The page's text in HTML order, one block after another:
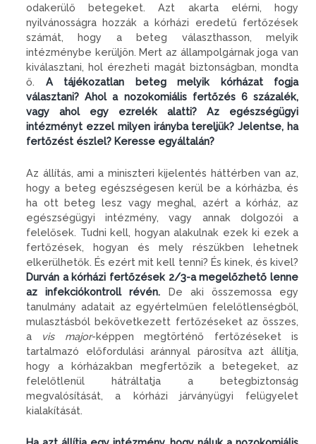
odakerülő betegeket. Azt akarta elérni, hogy
nyilvánosságra hozzák a kórházi eredetű fertőzések
számát, hogy a beteg választhasson, melyik
intézménybe kerüljön. Mert az állampolgárnak joga van
kiválasztani, hol érezheti magát biztonságban, mondta
ő. A tájékozatlan beteg melyik kórházat fogja
választani? Ahol a nozokomiális fertőzés 6 százalék,
vagy ahol egy ezrelék alatti? Az egészségügyi
intézményt ezzel milyen irányba tereljük? Jelentse, ha
fertőzést észlel? Keresse egyáltalán?
Az állítás, ami a miniszteri kijelentés háttérben van az,
hogy a beteg egészségesen kerül be a kórházba, és
ha ott beteg lesz vagy meghal, azért a kórház, az
egészségügyi intézmény, vagy annak dolgozói a
felelősek. Tudni kell, hogyan alakulnak ezek ki ezek a
fertőzések, hogyan és mely részükben lehetnek
elkerülhetők. És ezért mit kell tenni? És kinek, és kivel?
Durván a kórházi fertőzések 2/3-a megelőzhető lenne
az infekciókontroll révén. De aki összemossa egy
tanulmány adatait az egyértelműen felelőtlenségből,
mulasztásból bekövetkezett fertőzéseket az összes,
a vis major-képpen megtörténő fertőzéseket is
tartalmazó előfordulási aránnyal párosítva azt állítja,
hogy a kórházakban megfertőzik a betegeket, az
felelőtlenül hátráltatja a betegbiztonság
megvalósítását, a kórházi járványügyi felügyelet
kialakítását.